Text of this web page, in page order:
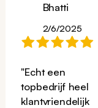
Bhatti
2/6/2025
"Echt een
topbedrijf heel
klantvriendelijk